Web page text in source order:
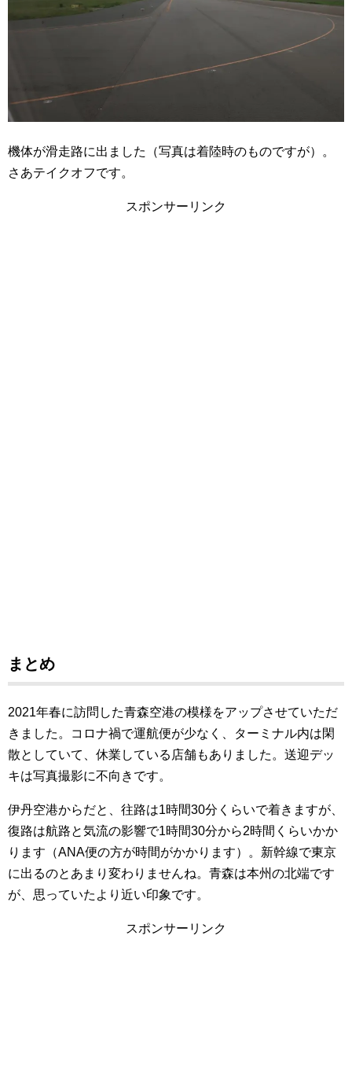
機体が滑走路に出ました（写真は着陸時のものですが）。
さあテイクオフです。
スポンサーリンク
まとめ
2021年春に訪問した青森空港の模様をアップさせていただ
きました。コロナ禍で運航便が少なく、ターミナル内は閑
散としていて、休業している店舗もありました。送迎デッ
キは写真撮影に不向きです。
伊丹空港からだと、往路は1時間30分くらいで着きますが、
復路は航路と気流の影響で1時間30分から2時間くらいかか
ります（ANA便の方が時間がかかります）。新幹線で東京
に出るのとあまり変わりませんね。青森は本州の北端です
が、思っていたより近い印象です。
スポンサーリンク